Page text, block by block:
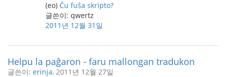
(eo) Ĉu fuŝa skripto?
글쓴이: qwertz
2011년 12월 31일
Helpu la paĝaron - faru mallongan tradukon
글쓴이: erinja, 2011년 12월 27일